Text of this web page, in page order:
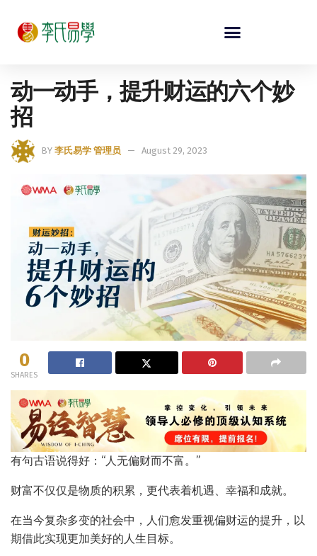
动一动手，提升财运的六个妙
招
BY 李氏易学 管理员 August 29, 2023
0
SHARES
有句古语说得好：“人无偏财而不富。”
财富不仅仅是物质的积累，更代表着机遇、幸福和成就。
在当今复杂多变的社会中，人们愈发重视偏财运的提升，以
期借此实现更加美好的人生目标。